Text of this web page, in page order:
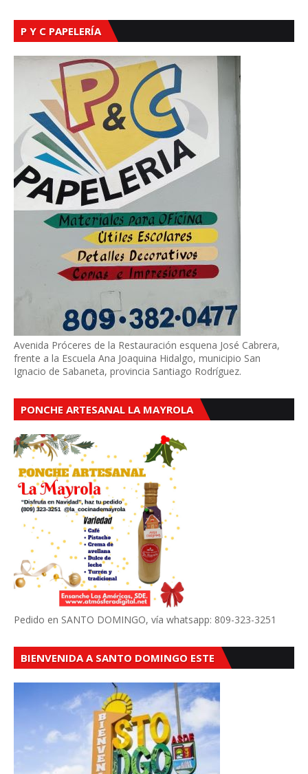
P Y C PAPELERÍA
Avenida Próceres de la Restauración esquena José Cabrera,
frente a la Escuela Ana Joaquina Hidalgo, municipio San
Ignacio de Sabaneta, provincia Santiago Rodríguez.
PONCHE ARTESANAL LA MAYROLA
Pedido en SANTO DOMINGO, vía whatsapp: 809-323-3251
BIENVENIDA A SANTO DOMINGO ESTE